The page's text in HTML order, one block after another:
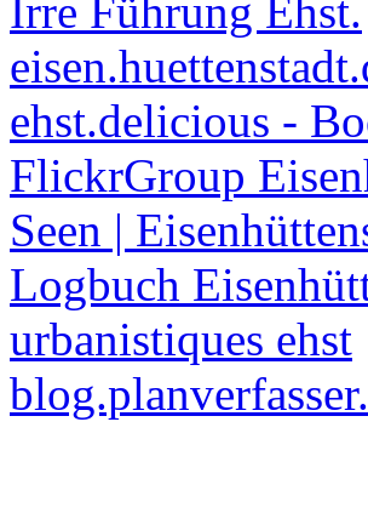
Irre Führung Ehst.
ehst.delicious -
FlickrGroup
Seen |
Logbuch
urbanistiques ehst